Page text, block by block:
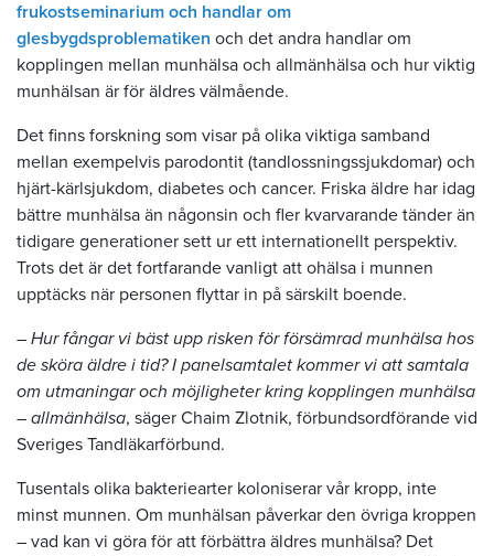
frukostseminarium och handlar om
glesbygdsproblematiken och det andra handlar om
kopplingen mellan munhälsa och allmänhälsa och hur viktig
munhälsan är för äldres välmående.
Det finns forskning som visar på olika viktiga samband
mellan exempelvis parodontit (tandlossningssjukdomar) och
hjärt-kärlsjukdom, diabetes och cancer. Friska äldre har idag
bättre munhälsa än någonsin och fler kvarvarande tänder än
tidigare generationer sett ur ett internationellt perspektiv.
Trots det är det fortfarande vanligt att ohälsa i munnen
upptäcks när personen flyttar in på särskilt boende.
– Hur fångar vi bäst upp risken för försämrad munhälsa hos
de sköra äldre i tid? I panelsamtalet kommer vi att samtala
om utmaningar och möjligheter kring kopplingen munhälsa
– allmänhälsa, säger Chaim Zlotnik, förbundsordförande vid
Sveriges Tandläkarförbund.
Tusentals olika bakteriearter koloniserar vår kropp, inte
minst munnen. Om munhälsan påverkar den övriga kroppen
– vad kan vi göra för att förbättra äldres munhälsa? Det